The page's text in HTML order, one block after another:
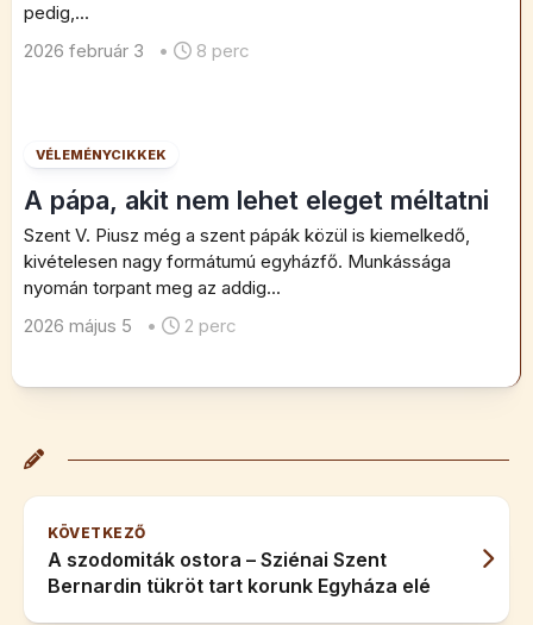
pedig,...
2026 február 3
• 8 perc
VÉLEMÉNYCIKKEK
A pápa, akit nem lehet eleget méltatni
Szent V. Piusz még a szent pápák közül is kiemelkedő,
kivételesen nagy formátumú egyházfő. Munkássága
nyomán torpant meg az addig...
2026 május 5
• 2 perc
KÖVETKEZŐ
A szodomiták ostora – Sziénai Szent
Bernardin tükröt tart korunk Egyháza elé